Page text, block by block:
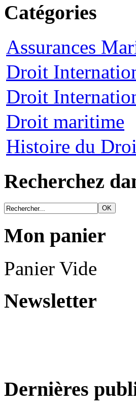
Catégories
Assurances
Droit
Droit
Droit maritime
Histoire du
Recherchez
Mon panier
Panier Vide
Newsletter
Dernières